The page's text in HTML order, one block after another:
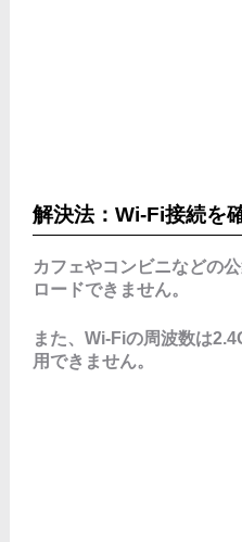
解決法：Wi-Fi接続を
カフェやコンビニなどの
ロードできません。
また、Wi-Fiの周波数は
用できません。